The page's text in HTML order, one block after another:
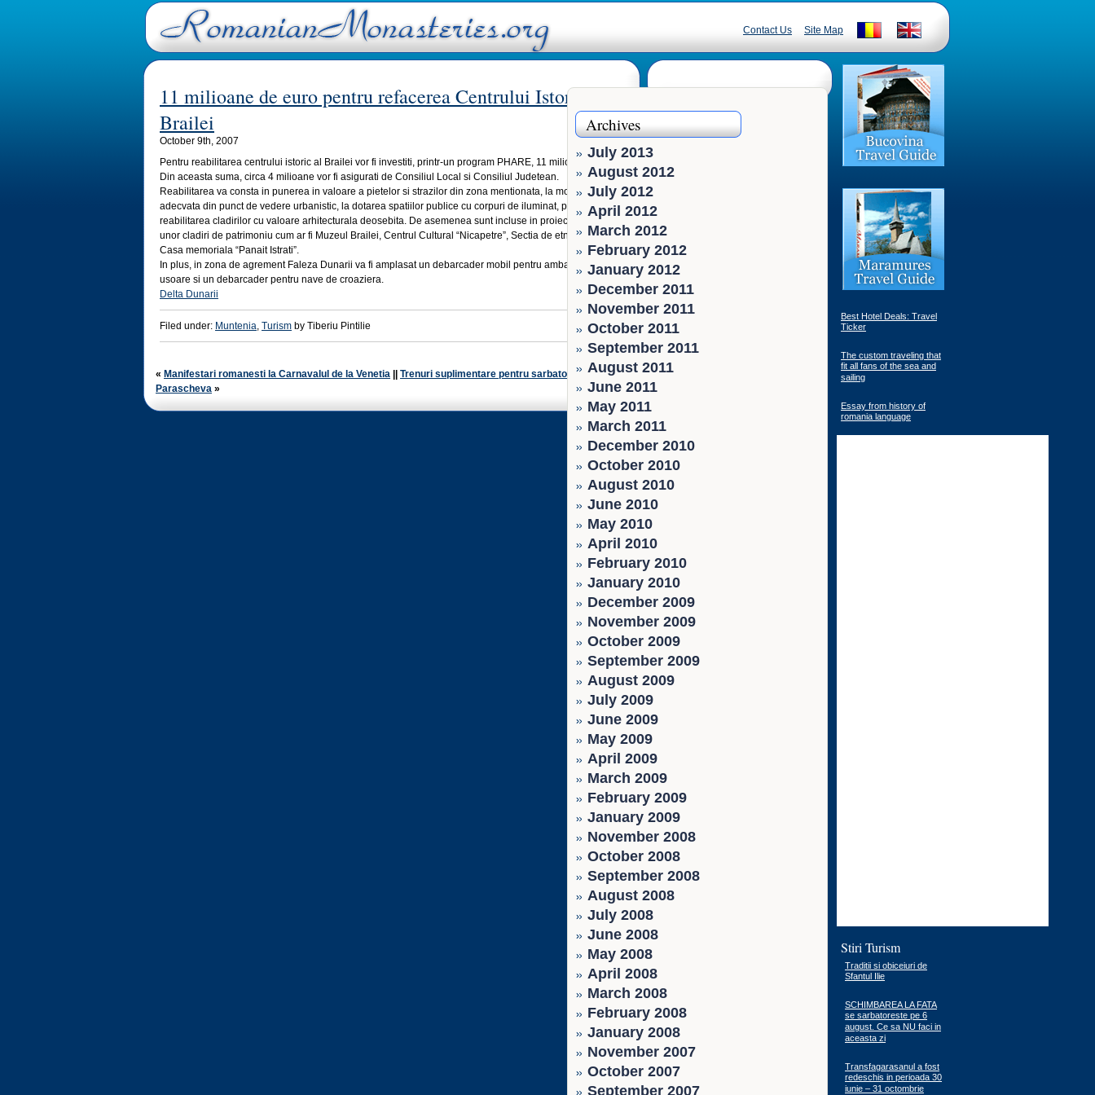
Site Map
Contact Us
11 milioane de euro pentru refacerea Centrului Istoric al
Brailei
October 9th, 2007
Pentru reabilitarea centrului istoric al Brailei vor fi investiti, printr-un program PHARE, 11 milioane de euro.
Din aceasta suma, circa 4 milioane vor fi asigurati de Consiliul Local si Consiliul Judetean.
Reabilitarea va consta in punerea in valoare a pietelor si strazilor din zona mentionata, la mobilarea
adecvata din punct de vedere urbanistic, la dotarea spatiilor publice cu corpuri de iluminat, precum si
reabilitarea cladirilor cu valoare arhitecturala deosebita. De asemenea sunt incluse in proiect reabilitarea
unor cladiri de patrimoniu cum ar fi Muzeul Brailei, Centrul Cultural “Nicapetre”, Sectia de etnografie si
Casa memoriala “Panait Istrati”.
In plus, in zona de agrement Faleza Dunarii va fi amplasat un debarcader mobil pentru ambarcatiuni
usoare si un debarcader pentru nave de croaziera.
Delta Dunarii
Filed under: Muntenia, Turism by Tiberiu Pintilie
« Manifestari romanesti la Carnavalul de la Venetia
Trenuri suplimentare pentru sarbatoarea Sfintei
Parascheva »
Archives
July 2013
August 2012
July 2012
April 2012
March 2012
February 2012
January 2012
December 2011
November 2011
October 2011
September 2011
August 2011
June 2011
May 2011
March 2011
December 2010
October 2010
August 2010
June 2010
May 2010
April 2010
February 2010
January 2010
December 2009
November 2009
October 2009
September 2009
August 2009
July 2009
June 2009
May 2009
April 2009
March 2009
February 2009
January 2009
November 2008
October 2008
September 2008
August 2008
July 2008
June 2008
May 2008
April 2008
March 2008
February 2008
January 2008
November 2007
October 2007
September 2007
Best Hotel Deals: Travel
Ticker
The custom traveling that
fit all fans of the sea and
sailing
Essay from history of
romania language
Stiri Turism
Traditii si obiceiuri de
Sfantul Ilie
SCHIMBAREA LA FATA
se sarbatoreste pe 6
august. Ce sa NU faci in
aceasta zi
Transfagarasanul a fost
redeschis in perioada 30
iunie – 31 octombrie